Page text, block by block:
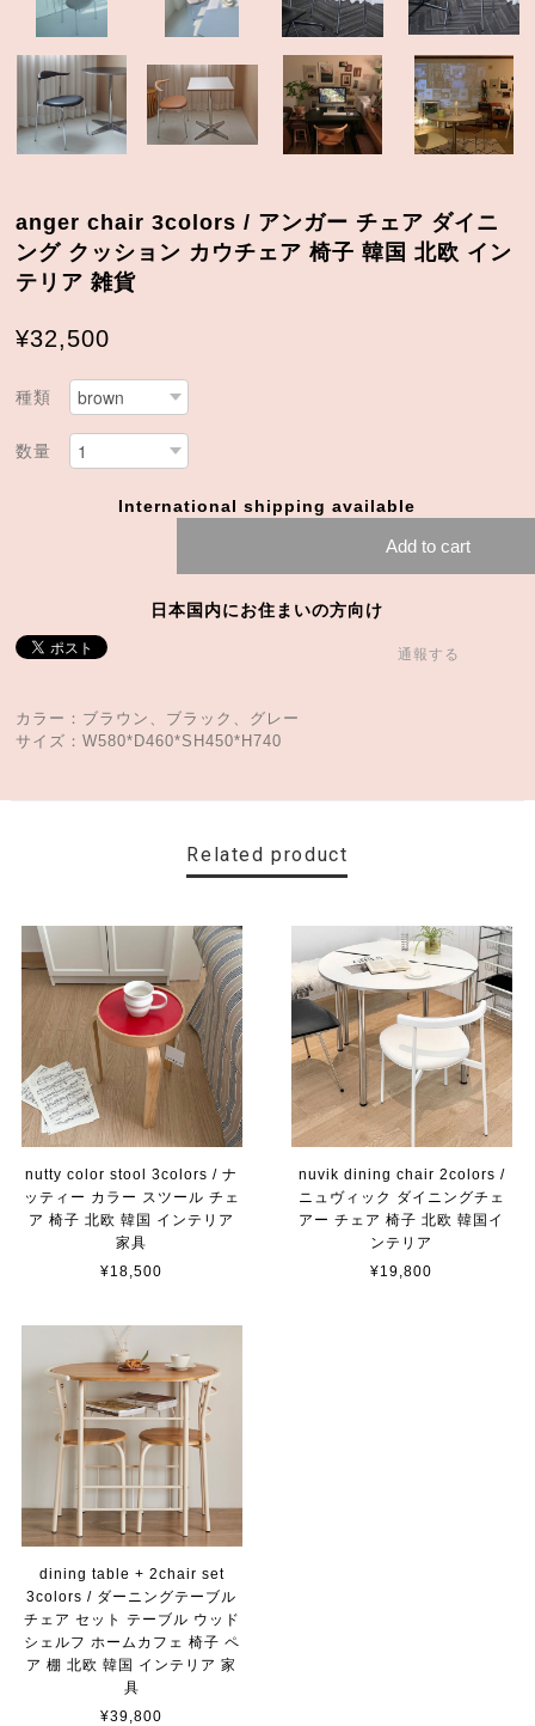
anger chair 3colors / アンガー チェア ダイニ
ング クッション カウチェア 椅子 韓国 北欧 イン
テリア 雑貨
¥32,500
種類
数量
International shipping available
Add to cart
日本国内にお住まいの方向け
通報する
カラー：ブラウン、ブラック、グレー
サイズ：W580*D460*SH450*H740
Related product
nutty color stool 3colors / ナ
ッティー カラー スツール チェ
ア 椅子 北欧 韓国 インテリア
家具
¥18,500
nuvik dining chair 2colors /
ニュヴィック ダイニングチェ
アー チェア 椅子 北欧 韓国イ
ンテリア
¥19,800
dining table + 2chair set
3colors / ダーニングテーブル
チェア セット テーブル ウッド
シェルフ ホームカフェ 椅子 ペ
ア 棚 北欧 韓国 インテリア 家
具
¥39,800